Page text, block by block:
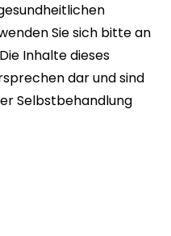
Sie sich bitte an
Inhalte dieses
dar und sind
Selbstbehandlung